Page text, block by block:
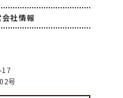
社情報
17
号